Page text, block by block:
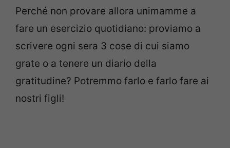
Perché non provare allora unimamme a
fare un esercizio quotidiano: proviamo a
scrivere ogni sera 3 cose di cui siamo
grate o a tenere un diario della
gratitudine? Potremmo farlo e farlo fare ai
nostri figli!